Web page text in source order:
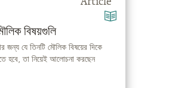
Article
বিষয়গুলি
জন্য যে তিনটি মৌলিক বিষয়ের দিকে
হবে, তা নিয়েই আলোচনা করছেন